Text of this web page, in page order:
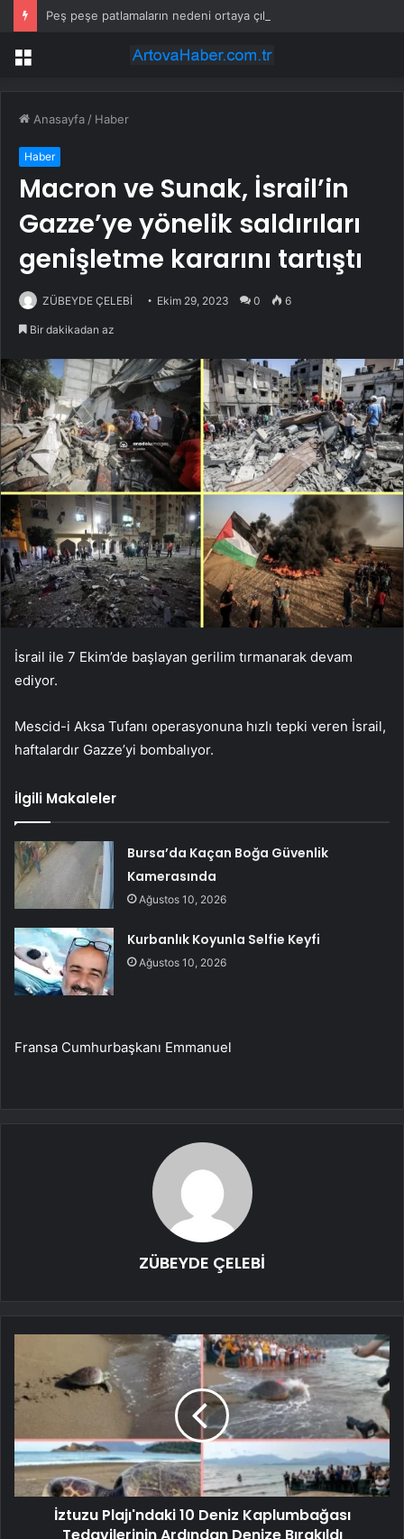
Menü
Anasayfa / Haber
Haber
Macron ve Sunak, İsrail’in
Gazze’ye yönelik saldırıları
genişletme kararını tartıştı
ZÜBEYDE ÇELEBİ Ekim 29, 2023 0 6
Bir dakikadan az
İsrail ile 7 Ekim’de başlayan gerilim tırmanarak devam
ediyor.
Mescid-i Aksa Tufanı operasyonuna hızlı tepki veren İsrail,
haftalardır Gazze’yi bombalıyor.
İlgili Makaleler
Bursa’da Kaçan Boğa Güvenlik
Kamerasında
Ağustos 10, 2026
Kurbanlık Koyunla Selfie Keyfi
Ağustos 10, 2026
Fransa Cumhurbaşkanı Emmanuel
ZÜBEYDE ÇELEBİ
İztuzu Plajı'ndaki 10 Deniz Kaplumbağası
Tedavilerinin Ardından Denize Bırakıldı